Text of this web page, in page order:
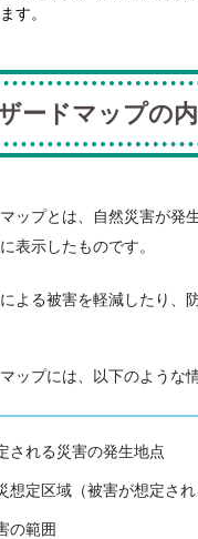
す。
ードマップの
ップとは、自然災害が発
表示したものです。
よる被害を軽減したり、
ップには、以下のような
される災害の発生地点
想定区域（被害が想定され
の範囲